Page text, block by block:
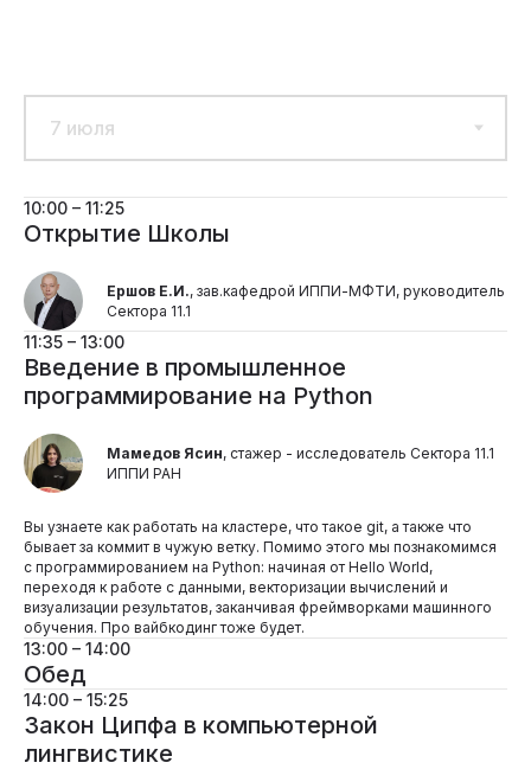
10:00 – 11:25
Открытие Школы
Ершов Е.И., зав.кафедрой ИППИ-МФТИ, руководитель
Сектора 11.1
11:35 – 13:00
Введение в промышленное
программирование на Python
Мамедов Ясин, стажер - исследователь Сектора 11.1
ИППИ РАН
Вы узнаете как работать на кластере, что такое git, а также что
бывает за коммит в чужую ветку. Помимо этого мы познакомимся
с программированием на Python: начиная от Hello World,
переходя к работе с данными, векторизации вычислений и
визуализации результатов, заканчивая фреймворками машинного
обучения. Про вайбкодинг тоже будет.
13:00 – 14:00
Обед
14:00 – 15:25
Закон Ципфа в компьютерной
лингвистике